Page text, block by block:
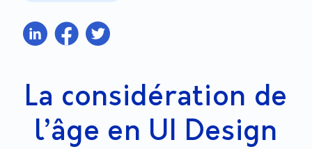
La considération de
l’âge en UI Design